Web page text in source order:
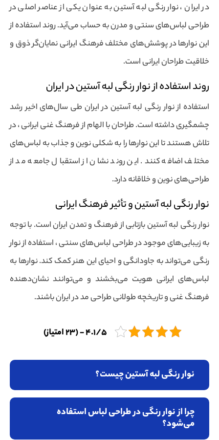
در ایران ، نوار رنگی لبه آستین به عنوان یکی از عناصر اصلی در
طراحی لباس‌های سنتی و مدرن به حساب می‌آید. روند استفاده از
این نوارها در پوشش‌های مختلف فرهنگ ایرانی نمایان‌گر ذوق و
خلاقیت طراحان ایرانی است.
روند استفاده از نوار رنگی لبه آستین در ایران
استفاده از نوار رنگی لبه آستین در ایران طی سال‌های اخیر رشد
چشمگیری داشته است. طراحان با الهام از فرهنگ غنی ایرانی ، در
تلاش هستند تا این نوارها را به شکلی نوین و جذاب به لباس‌های
مختلف اضافه کنند. این روند نشان از استقبال جامعه مد از
طراحی‌های نوین و خلاقانه دارد.
نوار رنگی لبه آستین و تأثیر فرهنگ ایرانی
نوار رنگی لبه آستین بازتابی از فرهنگ و تمدن ایران است. با توجه
به زیبایی‌های موجود در طراحی لباس‌های سنتی ، استفاده از نوار
رنگی می‌تواند به جاودانگی و احیای این هنر کمک کند. نوارها به
لباس‌های ایرانی هویت می‌بخشند و می‌توانند نشان‌دهنده
فرهنگ غنی و تاریخچه طولانی طراحی مد در ایران باشند.
4.1/5 - (23 امتیاز)
نوار رنگی لبه آستین چیست؟
چرا از نوار رنگی در طراحی لباس استفاده
می‌شود؟